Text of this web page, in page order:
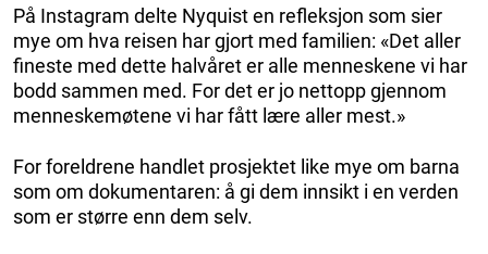
På Instagram delte Nyquist en refleksjon som sier
mye om hva reisen har gjort med familien: «Det aller
fineste med dette halvåret er alle menneskene vi har
bodd sammen med. For det er jo nettopp gjennom
menneskemøtene vi har fått lære aller mest.»
For foreldrene handlet prosjektet like mye om barna
som om dokumentaren: å gi dem innsikt i en verden
som er større enn dem selv.